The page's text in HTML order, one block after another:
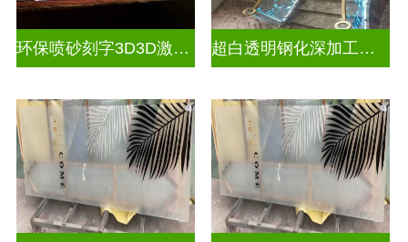
环保喷砂刻字3D3D激光内雕玻璃 超白透明钢化深加工激光内雕屏风